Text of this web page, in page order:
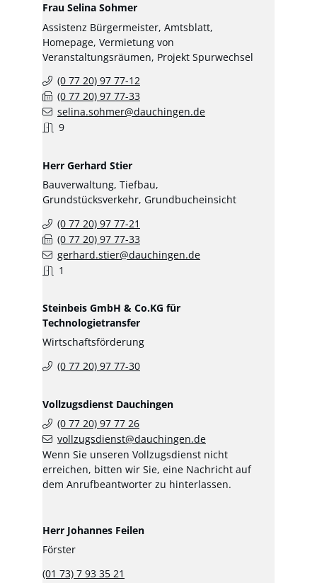
Frau Selina Sohmer
Assistenz Bürgermeister, Amtsblatt,
Homepage, Vermietung von
Veranstaltungsräumen, Projekt Spurwechsel
(0 77 20) 97 77-12
(0 77 20) 97 77-33
selina.sohmer@dauchingen.de
9
Herr Gerhard Stier
Bauverwaltung, Tiefbau,
Grundstücksverkehr, Grundbucheinsicht
(0 77 20) 97 77-21
(0 77 20) 97 77-33
gerhard.stier@dauchingen.de
1
Steinbeis GmbH & Co.KG für
Technologietransfer
Wirtschaftsförderung
(0 77 20) 97 77-30
Vollzugsdienst Dauchingen
(0 77 20) 97 77 26
vollzugsdienst@dauchingen.de
Wenn Sie unseren Vollzugsdienst nicht
erreichen, bitten wir Sie, eine Nachricht auf
dem Anrufbeantworter zu hinterlassen.
Herr Johannes Feilen
Förster
(01 73) 7 93 35 21